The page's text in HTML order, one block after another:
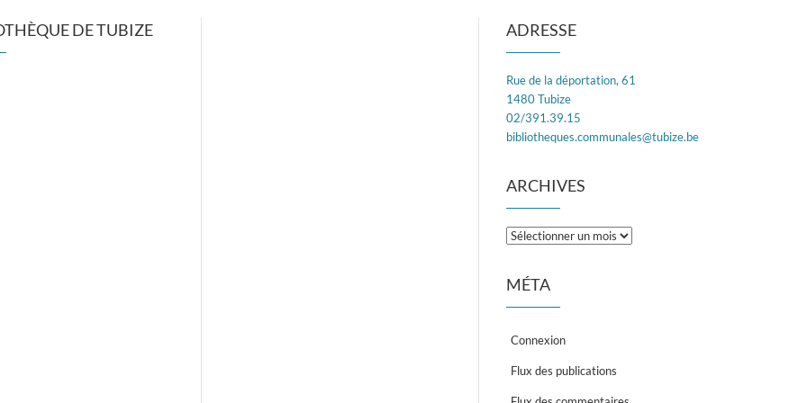
DE TUBIZE ADRESSE
Rue de la déportation, 61
1480 Tubize
02/391.39.15
bibliotheques.communales@tubize.be
ARCHIVES
Archives
MÉTA
Connexion
Flux des publications